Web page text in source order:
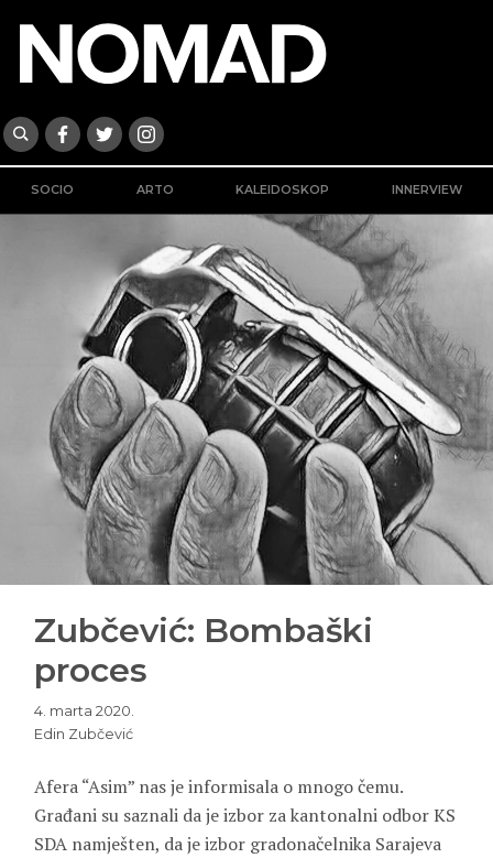
SOCIO ARTO KALEIDOSKOP INNERVIEW
Zubčević: Bombaški
proces
4. marta 2020.
Edin Zubčević
Afera “Asim” nas je informisala o mnogo čemu.
Građani su saznali da je izbor za kantonalni odbor KS
SDA namješten, da je izbor gradonačelnika Sarajeva